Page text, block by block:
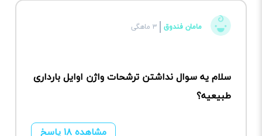
مامان فندوق ۳ ماهگی
سلام یه سوال نداشتن ترشحات واژن اوایل بارداری
طبیعیه؟
مشاهده ۱۸ پاسخ